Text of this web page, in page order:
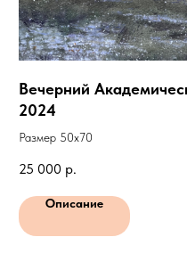
Вечерний
2024
Размер 50х70
25 000 р.
Описание